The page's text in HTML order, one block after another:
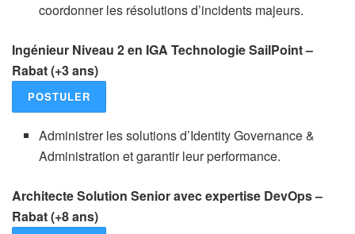
coordonner les résolutions d’incidents majeurs.
Ingénieur Niveau 2 en IGA Technologie SailPoint –
Rabat (+3 ans)
POSTULER
Administrer les solutions d’Identity Governance &
Administration et garantir leur performance.
Architecte Solution Senior avec expertise DevOps –
Rabat (+8 ans)